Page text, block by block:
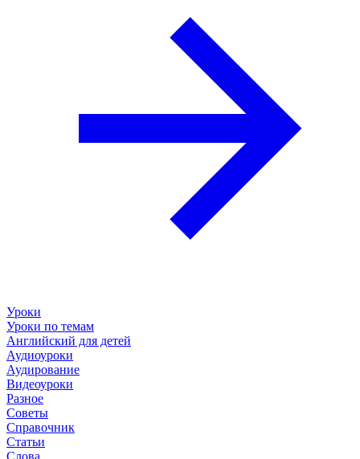
Уроки
Уроки по темам
Английский для детей
Аудиоуроки
Аудирование
Видеоуроки
Разное
Советы
Справочник
Статьи
Слова